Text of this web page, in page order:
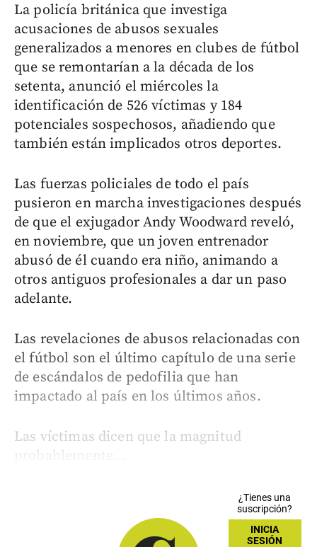
La policía británica que investiga
acusaciones de abusos sexuales
generalizados a menores en clubes de fútbol
que se remontarían a la década de los
setenta, anunció el miércoles la
identificación de 526 víctimas y 184
potenciales sospechosos, añadiendo que
también están implicados otros deportes.
Las fuerzas policiales de todo el país
pusieron en marcha investigaciones después
de que el exjugador Andy Woodward reveló,
en noviembre, que un joven entrenador
abusó de él cuando era niño, animando a
otros antiguos profesionales a dar un paso
adelante.
Las revelaciones de abusos relacionadas con
el fútbol son el último capítulo de una serie
de escándalos de pedofilia que han
impactado al país en los últimos años.
Las víctimas dicen que la magnitud
probablemente...
¿Tienes una
suscripción?
INICIA
SESIÓN